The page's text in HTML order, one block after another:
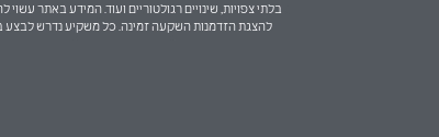
בלתי צפויות, שינויים רגולטוריים ועוד. המידע באתר
להצגת הזדמנות השקעה זמינה. כל משקיע נדרש לבצע